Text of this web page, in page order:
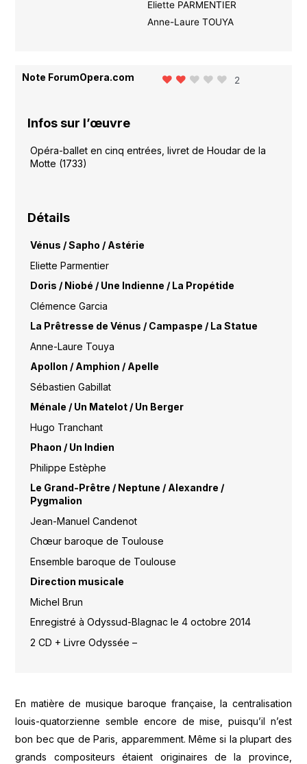
Eliette PARMENTIER
Anne-Laure TOUYA
Note ForumOpera.com 2
Infos sur l’œuvre
Opéra-ballet en cinq entrées, livret de Houdar de la
Motte (1733)
Détails
Vénus / Sapho / Astérie
Eliette Parmentier
Doris / Niobé / Une Indienne / La Propétide
Clémence Garcia
La Prêtresse de Vénus / Campaspe / La Statue
Anne-Laure Touya
Apollon / Amphion / Apelle
Sébastien Gabillat
Ménale / Un Matelot / Un Berger
Hugo Tranchant
Phaon / Un Indien
Philippe Estèphe
Le Grand-Prêtre / Neptune / Alexandre /
Pygmalion
Jean-Manuel Candenot
Chœur baroque de Toulouse
Ensemble baroque de Toulouse
Direction musicale
Michel Brun
Enregistré à Odyssud-Blagnac le 4 octobre 2014
2 CD + Livre Odyssée –
En matière de musique baroque française, la centralisation
louis-quatorzienne semble encore de mise, puisqu’il n’est
bon bec que de Paris, apparemment. Même si la plupart des
grands compositeurs étaient originaires de la province,